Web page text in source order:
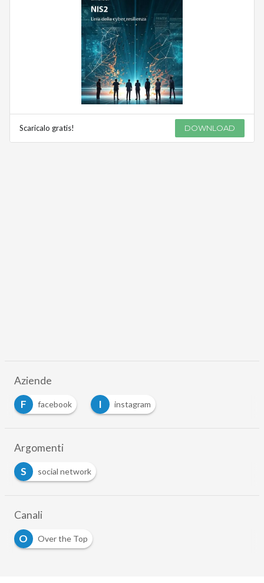
Scaricalo gratis! DOWNLOAD
Aziende
F
facebook I
instagram
Argomenti
S
social network
Canali
O
Over the Top